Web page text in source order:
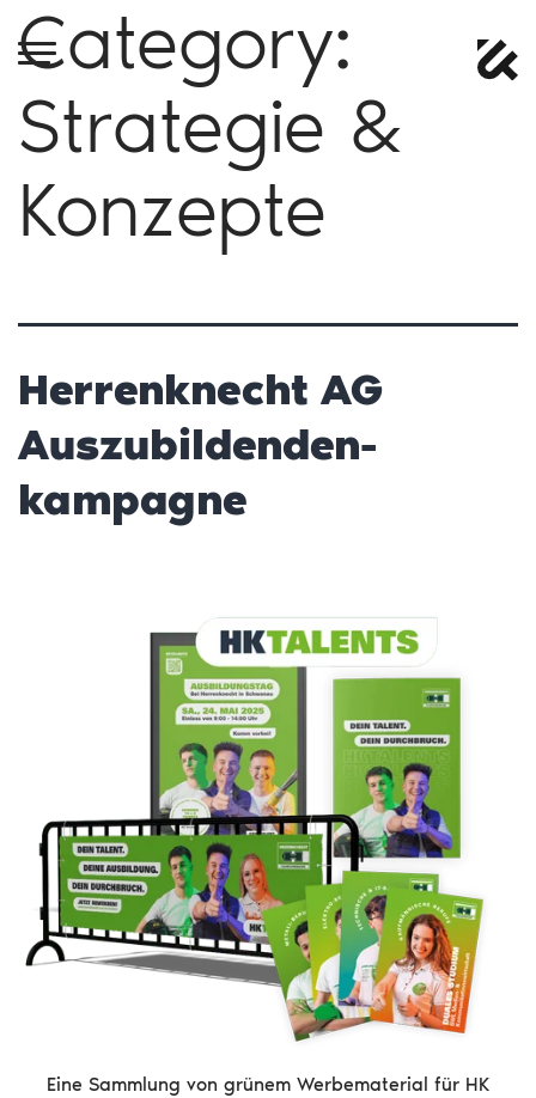
Category:
Strategie &
Konzepte
Herrenknecht AG
Auszubildenden-
kampagne
Eine Sammlung von grünem Werbematerial für HK